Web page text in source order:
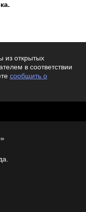
из открытых
в соответствии
сообщить о